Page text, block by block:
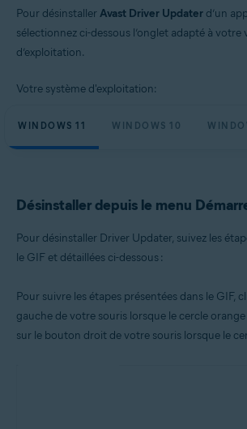
Pour désinstallerAvast Driver Updater d’un
sélectionnez ci-dessous l’onglet adapté à votre
d’exploitation.
Votre système d'exploitation:
WINDOWS 11 WINDOWS 10
Désinstaller depuis le menu
Pour désinstaller Driver Updater, suivez les
le GIF et détaillées ci-dessous :
Pour suivre les étapes présentées dans le GIF,
gauche de votre souris lorsque le cercle
sur le bouton droit de votre souris lorsque le